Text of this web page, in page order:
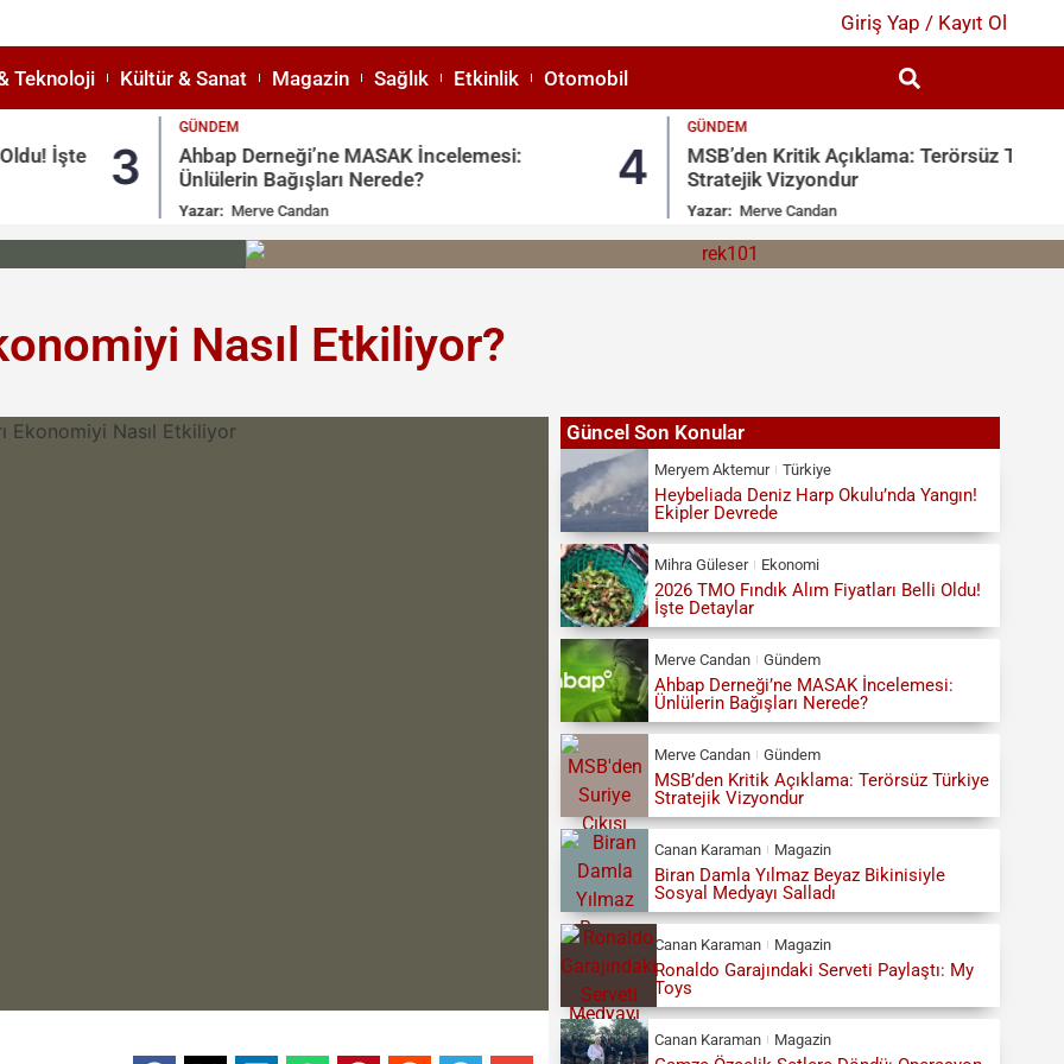
Giriş Yap / Kayıt Ol
Teknoloji Kültür & Sanat Magazin Sağlık Etkinlik Otomobil
3
Ahbap Derneği’ne MASAK İncelemesi:
Ünlülerin Bağışları Nerede?
Merve Candan
4
MSB’den Kritik Açıklama: Terörsüz Türkiye
Stratejik Vizyondur
Merve Candan
Nasıl Etkiliyor?
Güncel Son Konular
Meryem Aktemur Türkiye
Heybeliada Deniz Harp Okulu’nda Yangın!
Ekipler Devrede
Mihra Güleser Ekonomi
2026 TMO Fındık Alım Fiyatları Belli Oldu!
İşte Detaylar
Merve Candan Gündem
Ahbap Derneği’ne MASAK İncelemesi:
Ünlülerin Bağışları Nerede?
Merve Candan Gündem
MSB’den Kritik Açıklama: Terörsüz Türkiye
Stratejik Vizyondur
Canan Karaman Magazin
Biran Damla Yılmaz Beyaz Bikinisiyle
Sosyal Medyayı Salladı
Canan Karaman Magazin
Ronaldo Garajındaki Serveti Paylaştı: My
Toys
Canan Karaman Magazin